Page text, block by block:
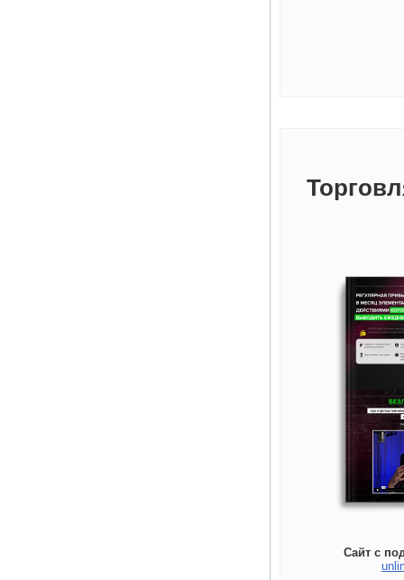
Сайт с